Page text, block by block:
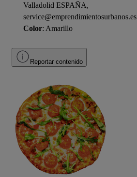
Valladolid ESPAÑA,
service@emprendimientosurbanos.es
Color: Amarillo
Reportar contenido